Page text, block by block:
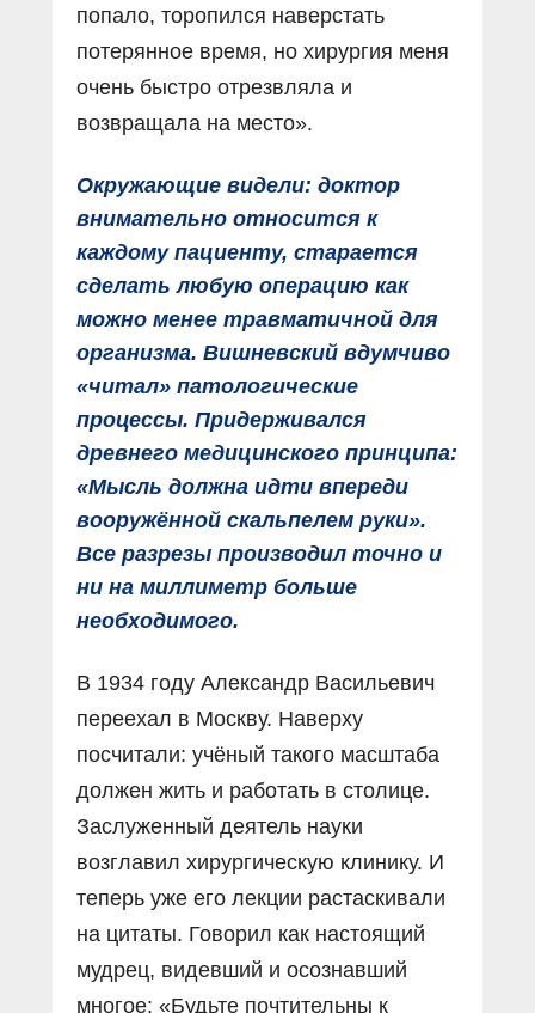
попало, торопился наверстать
потерянное время, но хирургия меня
очень быстро отрезвляла и
возвращала на место».
Окружающие видели: доктор
внимательно относится к
каждому пациенту, старается
сделать любую операцию как
можно менее травматичной для
организма. Вишневский вдумчиво
«читал» патологические
процессы. Придерживался
древнего медицинского принципа:
«Мысль должна идти впереди
вооружённой скальпелем руки».
Все разрезы производил точно и
ни на миллиметр больше
необходимого.
В 1934 году Александр Васильевич
переехал в Москву. Наверху
посчитали: учёный такого масштаба
должен жить и работать в столице.
Заслуженный деятель науки
возглавил хирургическую клинику. И
теперь уже его лекции растаскивали
на цитаты. Говорил как настоящий
мудрец, видевший и осознавший
многое: «Будьте почтительны к